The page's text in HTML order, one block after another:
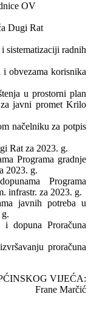
OV
Dugi Rat
sistematizaciji radnih
obvezama korisnika
u prostorni plan
javni promet Krilo
načelniku za potpis
Rat za 2023. g.
Programa gradnje
2023. g.
Programa
infrastr. za 2023. g.
javnih potreba u
dopuna Proračuna
proračuna
VIJEĆA:
Frane Marčić